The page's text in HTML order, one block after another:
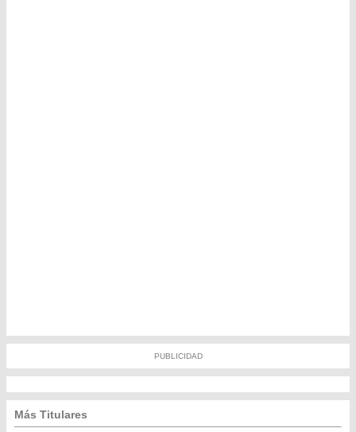
PUBLICIDAD
Más Titulares